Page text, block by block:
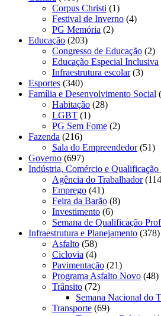
Corpus Christi (1)
Festival de Inverno (4)
PG Memória (2)
Educação (203)
Congresso de Educação (2)
Educação Especial Inclusiva
Infraestrutura escolar(3)
Esportes (340)
Família e Desenvolvimento Social
Habitação (28)
LGBT (1)
PG Sem Fome (2)
Fazenda (216)
Sala do Empreendedor(51)
Governo (697)
Indústria, Comércio e Qualificação
Agência do Trabalhador
Emprego (41)
Feira da Barão (8)
Investimento (6)
Semana de Qualificação
Infraestrutura e Planejamento (378)
Asfalto (58)
Ciclovia (4)
Pavimentação (21)
Programa Asfalto Novo (48)
Trânsito (72)
Semana Nacional do
Transporte (69)